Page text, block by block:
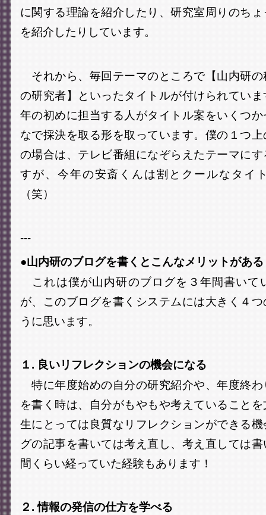
に関する理論を紹介したり、研究室周りのち
を紹介したりしています。
それから、毎回テーマのところで【山内研
の研究者】といったタイトルが付けられてい
年の初めに担当する人がタイトル案をいくつ
なで採決を取る形を取っています。僕の１つ
の場合は、テレビ番組になぞらえたテーマに
すが、今年の安斎くんは割とクールなタイ
（笑）
---
●山内研のブログを書くとこんなメリットがあ
これは僕が山内研のブログを３年間書いて
が、このブログを書くシステムには大きく４
うに思います。
１. 良いリフレクションの機会になる
特に年度始めの自分の研究紹介や、年度終
を書く時は、自分がもやもや考えていること
生にとっては良質なリフレクションができる
グの記事を書いては考え直し、考え直しては
間くらい経っていた経験もあります！
２. 情報の発信の仕方を学べる